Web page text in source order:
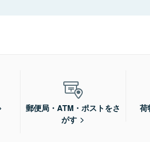
郵便局・ATM・ポストをさ
がす
荷